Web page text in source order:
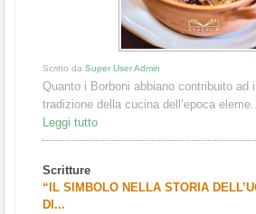
Scritto da Super User Admin
Quanto i Borboni abbiano contribuito ad
tradizione della cucina dell’epoca
Leggi tutto
Scritture
“IL SIMBOLO NELLA STORIA
DI...